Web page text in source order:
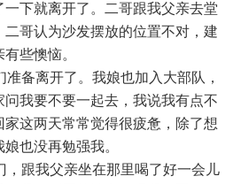
下就离开了。二哥跟我父亲去堂
哥认为沙发摆放的位置不对，建
些懊恼。
备离开了。我娘也加入大部队，
我要不要一起去，我说我有点不
这两天常常觉得很疲惫，除了想
也没再勉强我。
，跟我父亲坐在那里喝了好一会儿